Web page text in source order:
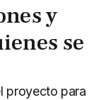
y
se
proyecto para